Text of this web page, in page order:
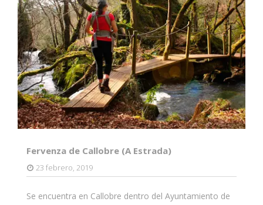
Fervenza de Callobre (A Estrada)
23 febrero, 2019
Se encuentra en Callobre dentro del Ayuntamiento de